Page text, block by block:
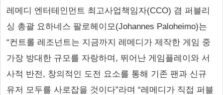
레메디 엔터테인먼트 최고사업책임자(CCO) 겸 퍼블리
싱 총괄 요하네스 팔로헤이모(Johannes Paloheimo)는
“컨트롤 레조넌트는 지금까지 레메디가 제작한 게임 중
가장 방대한 규모를 자랑하며, 뛰어난 게임플레이와 서
사적 반전, 창의적인 도전 요소를 통해 기존 팬과 신규
유저 모두를 사로잡을 것이다”라며 “레메디가 직접 퍼블